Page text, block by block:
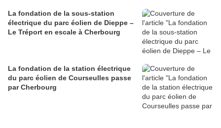
La fondation de la sous-station
électrique du parc éolien de Dieppe –
Le Tréport en escale à Cherbourg
La fondation de la station électrique
du parc éolien de Courseulles passe
par Cherbourg